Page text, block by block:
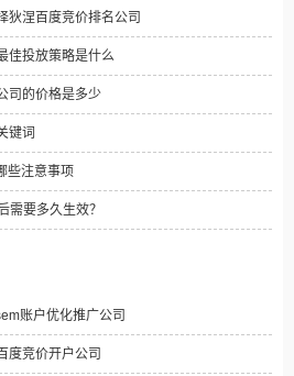
狄涅百度竞价排名公司
佳投放策略是什么
司的价格是多少
键词
些注意事项
需要多久生效？
账户优化推广公司
度竞价开户公司